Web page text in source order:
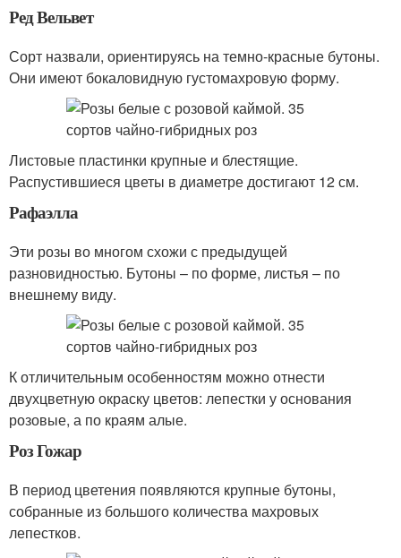
Ред Вельвет
Сорт назвали, ориентируясь на темно-красные бутоны.
Они имеют бокаловидную густомахровую форму.
Листовые пластинки крупные и блестящие.
Распустившиеся цветы в диаметре достигают 12 см.
Рафаэлла
Эти розы во многом схожи с предыдущей
разновидностью. Бутоны – по форме, листья – по
внешнему виду.
К отличительным особенностям можно отнести
двухцветную окраску цветов: лепестки у основания
розовые, а по краям алые.
Роз Гожар
В период цветения появляются крупные бутоны,
собранные из большого количества махровых
лепестков.